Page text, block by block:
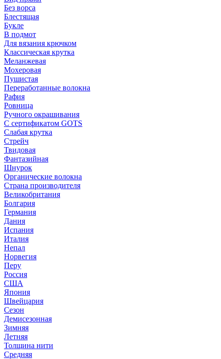
Без ворса
Блестящая
Букле
В подмот
Для вязания крючком
Классическая крутка
Меланжевая
Мохеровая
Пушистая
Переработанные волокна
Рафия
Ровница
Ручного окрашивания
С сертификатом GOTS
Слабая крутка
Стрейч
Твидовая
Фантазийная
Шнурок
Органические волокна
Страна производителя
Великобритания
Болгария
Германия
Дания
Испания
Италия
Непал
Норвегия
Перу
Россия
США
Япония
Швейцария
Сезон
Демисезонная
Зимняя
Летняя
Толщина нити
Средняя